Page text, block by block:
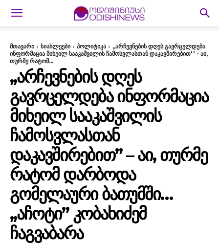
მთავარი სიახლეები პოლიტიკა
,,არჩევნების დღეს გავრცელდება
ინფორმაცია მიხეილ სააკაშვილის ჩამოსვლასთან დაკავშირებით'' - აი,
თურმე რატომ...
,,ᲐᲠᲩᲔᲕᲜᲔᲑᲘᲡ ᲓᲦᲔᲡ
ᲒᲐᲕᲠᲪᲔᲚᲓᲔᲑᲐ ᲘᲜᲤᲝᲠᲛᲐᲪᲘᲐ
ᲛᲘᲮᲔᲘᲚ ᲡᲐᲐᲙᲐᲨᲕᲘᲚᲘᲡ
ᲩᲐᲛᲝᲡᲕᲚᲐᲡᲗᲐᲜ
ᲓᲐᲙᲐᲕᲨᲘᲠᲔᲑᲘᲗ” – ᲐᲘ, ᲗᲣᲠᲛᲔ
ᲠᲐᲢᲝᲛ ᲓᲐᲠᲑᲝᲓᲐ
ᲒᲝᲛᲔᲚᲐᲣᲠᲘ ᲑᲐᲗᲣᲛᲨᲘ…
,,ᲐᲩᲝᲢᲘ” ᲙᲝᲑᲐᲮᲘᲫᲔᲛ
ᲩᲐᲒᲕᲐᲑᲐᲠᲐ